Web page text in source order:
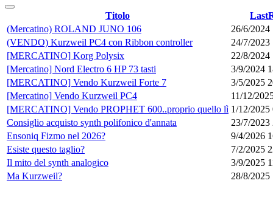
Titolo
(Mercatino) ROLAND JUNO 106
26/6/2024
(VENDO) Kurzweil PC4 con Ribbon controller
24/7/2023
[MERCATINO] Korg Polysix
22/8/2024
[Mercatino] Nord Electro 6 HP 73 tasti
3/9/2024
[MERCATINO] Vendo Kurzweil Forte 7
3/5/2025
[Mercatino] Vendo Kurzweil PC4
11/12/
[MERCATINO] Vendo PROPHET 600..proprio quello lì 1/12/2025
Consiglio acquisto synth polifonico d'annata
23/7/2023
Ensoniq Fizmo nel 2026?
9/4/2026
Esiste questo taglio?
7/2/2025
Il mito del synth analogico
3/9/2025
Ma Kurzweil?
28/8/2025